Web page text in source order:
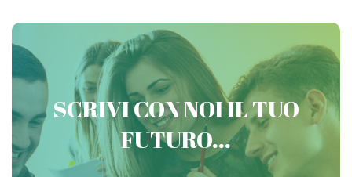
SCRIVI CON NOI IL TUO
FUTURO...
PREPARATI CON VICTORIA
CONCORSI MILITARI
Contattaci